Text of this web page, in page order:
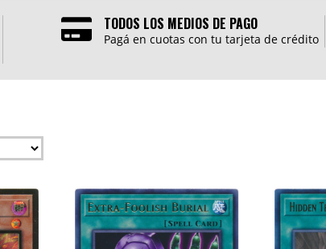
TODOS LOS MEDIOS DE PAGO
Pagá en cuotas con tu tarjeta de crédito